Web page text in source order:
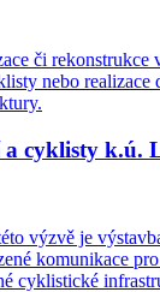
či rekonstrukce
nebo realizace
a cyklisty k.ú.
výzvě je
komunikace
cyklistické